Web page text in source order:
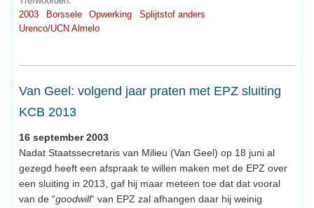
2003
Borssele Opwerking
Splijtstof anders
Urenco/UCN Almelo
Van Geel: volgend jaar praten met EPZ sluiting
KCB 2013
16 september 2003
Nadat Staatssecretaris van Milieu (Van Geel) op 18 juni al
gezegd heeft een afspraak te willen maken met de EPZ over
een sluiting in 2013, gaf hij maar meteen toe dat dat vooral
van de “goodwill“ van EPZ zal afhangen daar hij weinig